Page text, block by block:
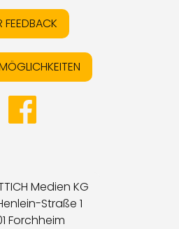
FEEDBACK
Medien KG
Straße 1
Forchheim